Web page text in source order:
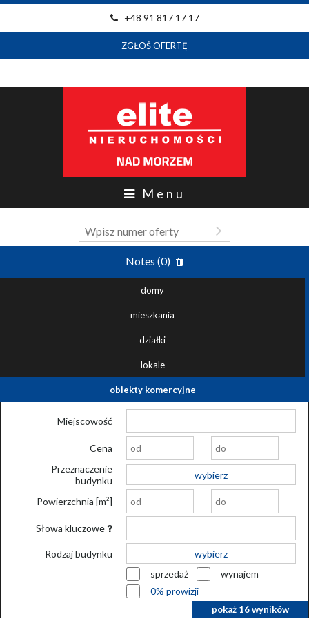
+48 91 817 17 17
ZGŁOŚ OFERTĘ
Menu
Notes (0)
domy
mieszkania
działki
lokale
obiekty komercyjne
Miejscowość
Cena
Przeznaczenie
budynku
wybierz
Powierzchnia [m2]
Słowa kluczowe
Rodzaj budynku
wybierz
sprzedaż
wynajem
0% prowizji
pokaż 16wyników